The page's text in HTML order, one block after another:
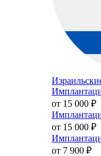
от 15 000 ₽
от 15 000 ₽
от 7 900 ₽